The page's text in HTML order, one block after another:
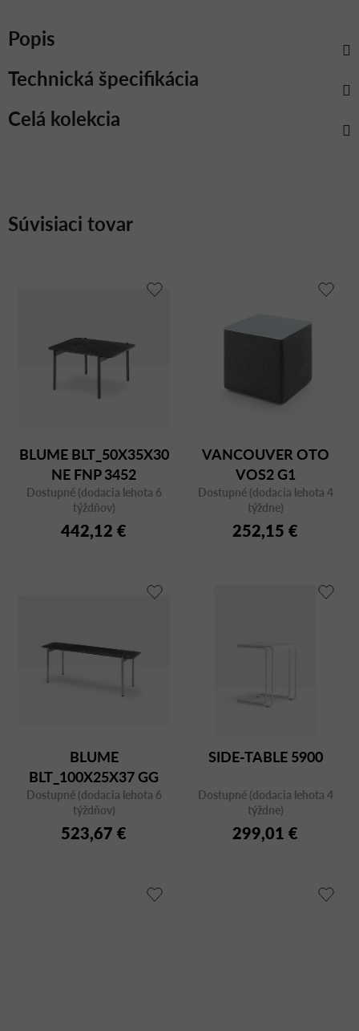
Popis
Celá kolekcia
Technická špecifikácia
Súvisiaci tovar
BLUME BLT_50X35X30
NE FNP 3452
Dostupné (dodacia lehota 6
týždňov)
442,12 €
VANCOUVER OTO
VOS2 G1
Dostupné (dodacia lehota 4
týždne)
252,15 €
BLUME
BLT_100X25X37 GG
FNP 3452
Dostupné (dodacia lehota 6
týždňov)
523,67 €
SIDE-TABLE 5900
Dostupné (dodacia lehota 4
týždne)
299,01 €